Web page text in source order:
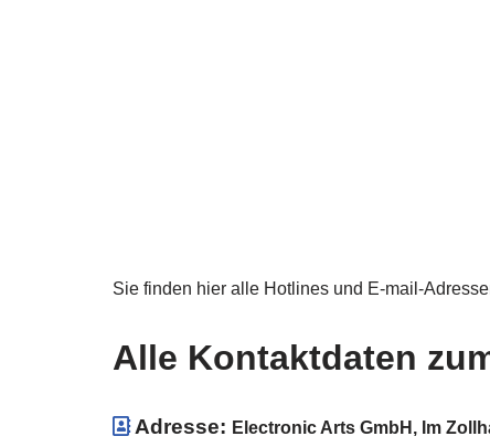
Sie finden hier alle Hotlines und E-mail-
Alle Kontaktdaten
Adresse: Electronic Arts GmbH, Im